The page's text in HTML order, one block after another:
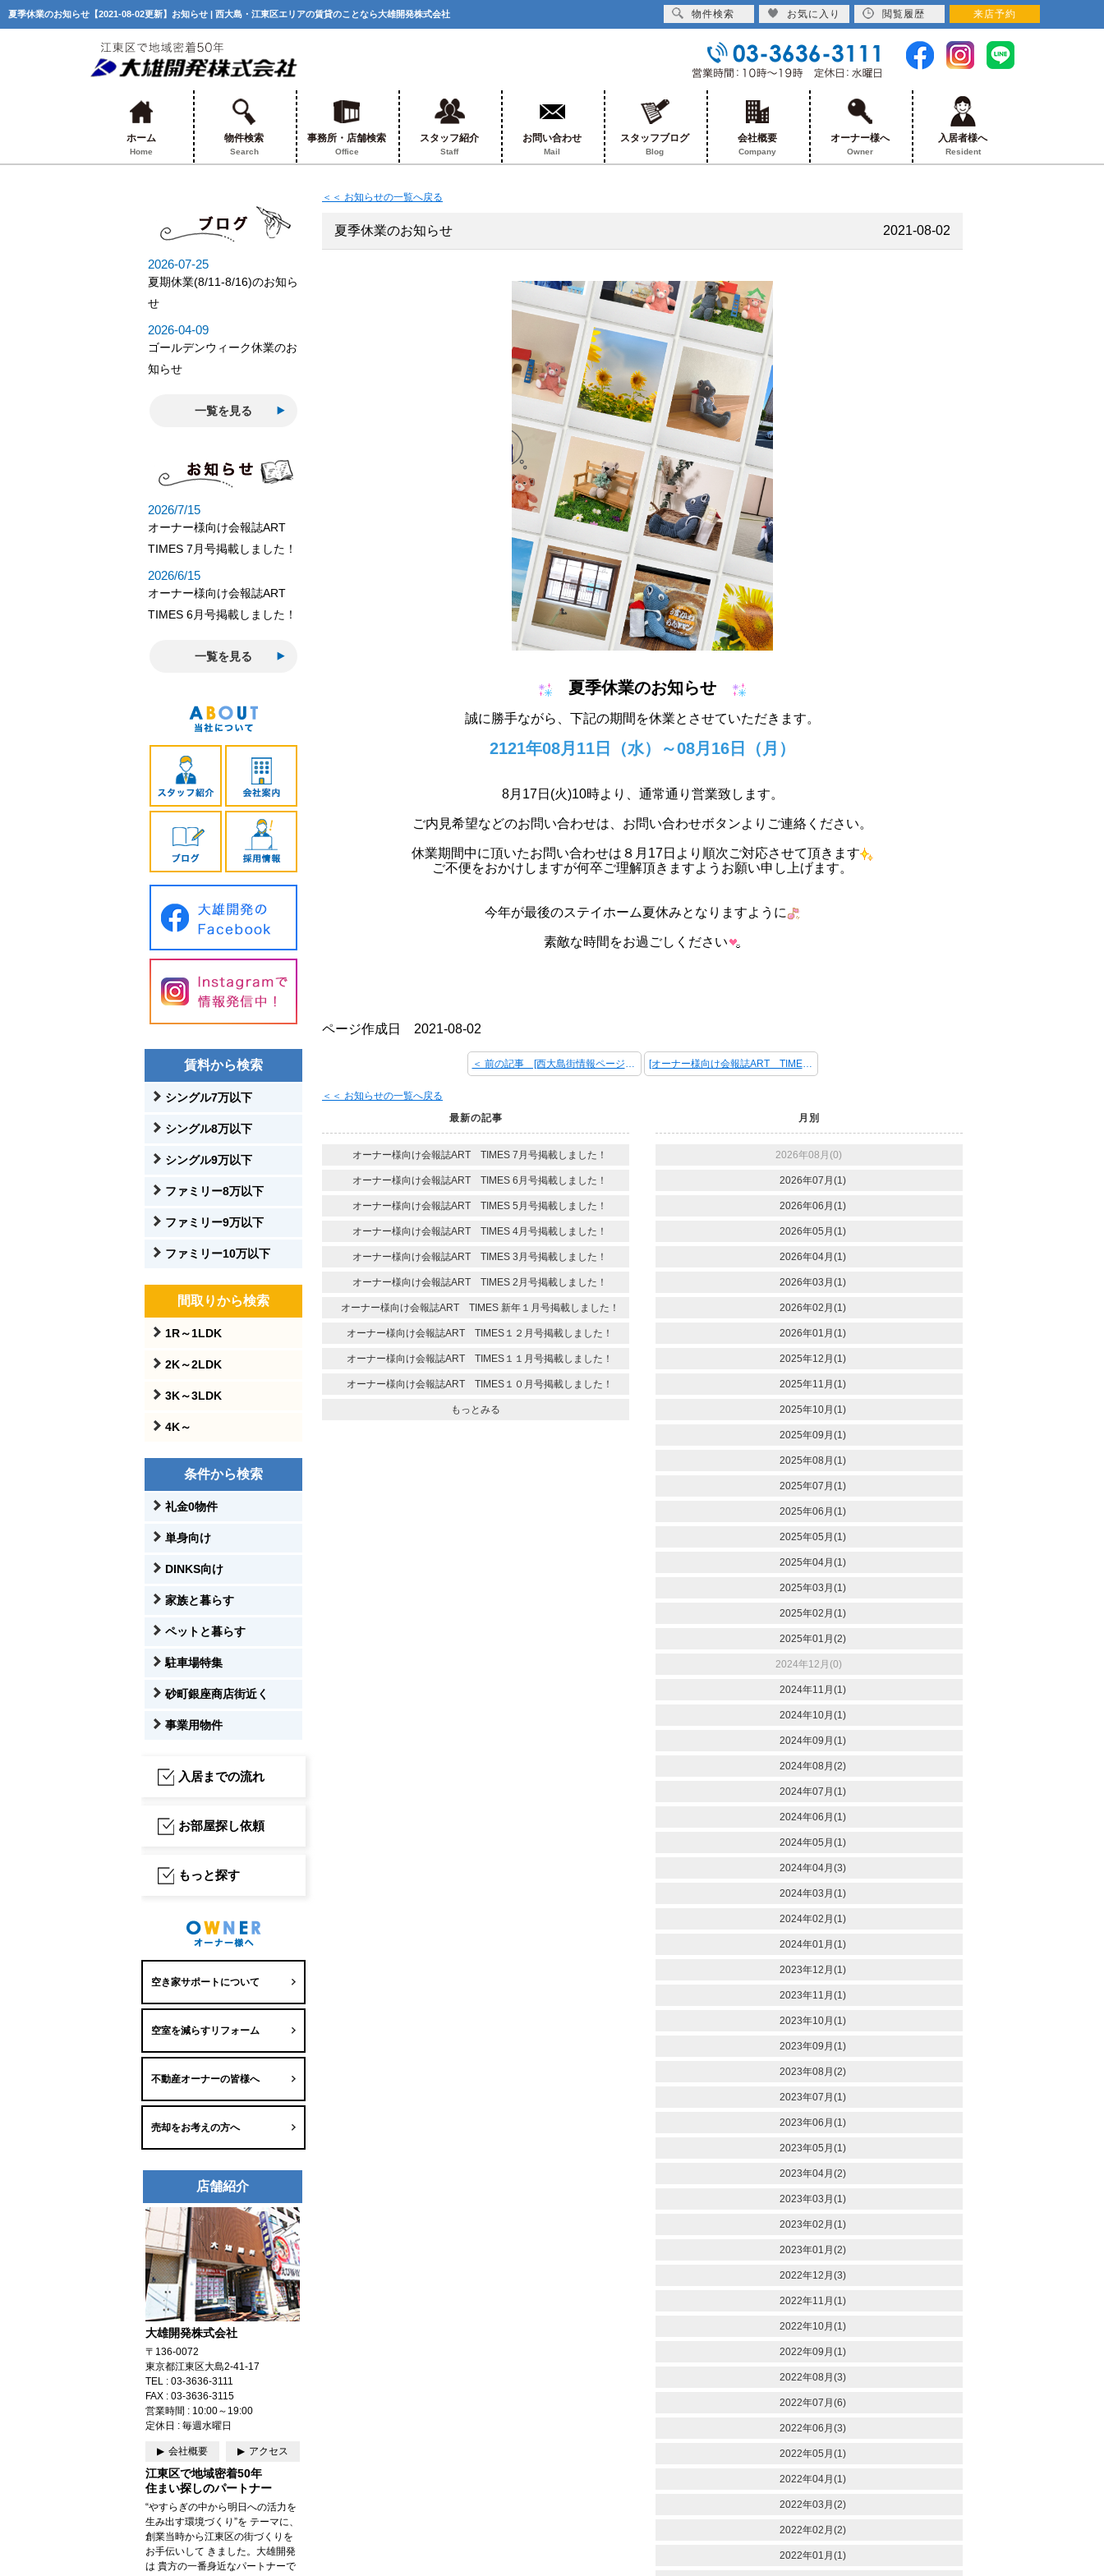
夏季休業のお知らせ【2021-08-02更新】お知らせ | 西大島・江東区エリアの賃貸のことなら大雄開発株式会社
ホーム
Home
物件検索
Search
事務所・店舗検索
Office
スタッフ紹介
Staff
お問い合わせ
Mail
スタッフブログ
Blog
会社概要
Company
オーナー様へ
Owner
入居者様へ
Resident
＜＜ お知らせの一覧へ戻る
夏季休業のお知らせ 2021-08-02
夏季休業のお知らせ
誠に勝手ながら、下記の期間を休業とさせていただきます。
2121年08月11日（水）～08月16日（月）
8月17日(火)10時より、通常通り営業致します。
ご内見希望などのお問い合わせは、お問い合わせボタンよりご連絡ください。
休業期間中に頂いたお問い合わせは８月17日より順次ご対応させて頂きます
ご不便をおかけしますが何卒ご理解頂きますようお願い申し上げます。
今年が最後のステイホーム夏休みとなりますように
素敵な時間をお過ごしください
ページ作成日 2021-08-02
＜ 前の記事 [西大島街情報ページ更新♪] [オーナー様向け会報誌ART TIMES 8月号掲載しました！] 次の記事 ＞
＜＜ お知らせの一覧へ戻る
最新の記事
オーナー様向け会報誌ART TIMES 7月号掲載しました！
オーナー様向け会報誌ART TIMES 6月号掲載しました！
オーナー様向け会報誌ART TIMES 5月号掲載しました！
オーナー様向け会報誌ART TIMES 4月号掲載しました！
オーナー様向け会報誌ART TIMES 3月号掲載しました！
オーナー様向け会報誌ART TIMES 2月号掲載しました！
オーナー様向け会報誌ART TIMES 新年１月号掲載しました！
オーナー様向け会報誌ART TIMES１２月号掲載しました！
オーナー様向け会報誌ART TIMES１１月号掲載しました！
オーナー様向け会報誌ART TIMES１０月号掲載しました！
もっとみる
月別
2026年08月(0)
2026年07月(1)
2026年06月(1)
2026年05月(1)
2026年04月(1)
2026年03月(1)
2026年02月(1)
2026年01月(1)
2025年12月(1)
2025年11月(1)
2025年10月(1)
2025年09月(1)
2025年08月(1)
2025年07月(1)
2025年06月(1)
2025年05月(1)
2025年04月(1)
2025年03月(1)
2025年02月(1)
2025年01月(2)
2024年12月(0)
2024年11月(1)
2024年10月(1)
2024年09月(1)
2024年08月(2)
2024年07月(1)
2024年06月(1)
2024年05月(1)
2024年04月(3)
2024年03月(1)
2024年02月(1)
2024年01月(1)
2023年12月(1)
2023年11月(1)
2023年10月(1)
2023年09月(1)
2023年08月(2)
2023年07月(1)
2023年06月(1)
2023年05月(1)
2023年04月(2)
2023年03月(1)
2023年02月(1)
2023年01月(2)
2022年12月(3)
2022年11月(1)
2022年10月(1)
2022年09月(1)
2022年08月(3)
2022年07月(6)
2022年06月(3)
2022年05月(1)
2022年04月(1)
2022年03月(2)
2022年02月(2)
2022年01月(1)
一覧を見る
一覧を見る
賃料から検索
シングル7万以下
シングル8万以下
シングル9万以下
ファミリー8万以下
ファミリー9万以下
ファミリー10万以下
間取りから検索
1R～1LDK
2K～2LDK
3K～3LDK
4K～
条件から検索
礼金0物件
単身向け
DINKS向け
家族と暮らす
ペットと暮らす
駐車場特集
砂町銀座商店街近く
事業用物件
入居までの流れ
お部屋探し依頼
もっと探す
空き家サポートについて
空室を減らすリフォーム
不動産オーナーの皆様へ
売却をお考えの方へ
店舗紹介
大雄開発株式会社
〒136-0072
東京都江東区大島2-41-17
TEL : 03-3636-3111
FAX : 03-3636-3115
営業時間 : 10:00～19:00
定休日 : 毎週水曜日
会社概要 アクセス
江東区で地域密着50年
住まい探しのパートナー
“やすらぎの中から明日への活力を
生み出す環境づくり”を テーマに、
創業当時から江東区の街づくりを
お手伝いして きました。大雄開発
は 貴方の一番身近なパートナーで
物件検索 お気に入り 閲覧履歴 来店予約